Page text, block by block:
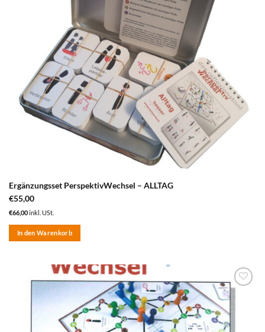
Ergänzungsset PerspektivWechsel – ALLTAG
€55,00
€66,00inkl. USt.
In den Warenkorb
zum
Merkzettel
hinzufügen